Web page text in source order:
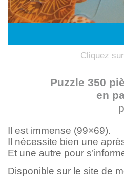
Cliquez
Puzzle 350
en
Il est immense (99×69).
Il nécessite bien une
Et une autre pour
Disponible sur le site de